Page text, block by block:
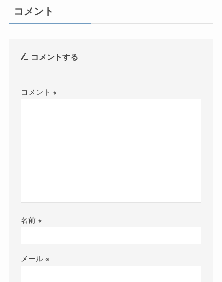
コメント
コメントする
コメント※
名前※
メール※